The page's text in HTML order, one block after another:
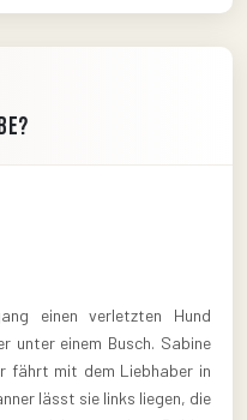
einen verletzten Hund
unter einem Busch. Sabine
fährt mit dem Liebhaber in
lässt sie links liegen, die